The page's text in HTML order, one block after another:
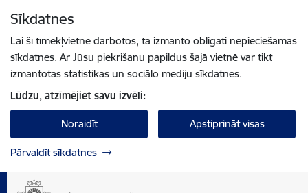
Sīkdatnes
Lai šī tīmekļvietne darbotos, tā izmanto obligāti nepieciešamās
sīkdatnes. Ar Jūsu piekrišanu papildus šajā vietnē var tikt
izmantotas statistikas un sociālo mediju sīkdatnes.
Lūdzu, atzīmējiet savu izvēli:
Noraidīt Apstiprināt visas
Pārvaldīt sīkdatnes